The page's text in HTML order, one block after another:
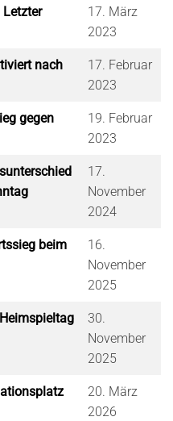
17. März
2023
nach
17. Februar
2023
gegen
19. Februar
2023
17.
November
2024
beim
16.
November
2025
30.
November
2025
20. März
2026